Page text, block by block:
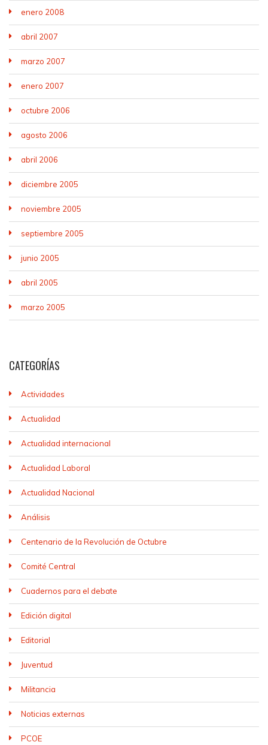
enero 2008
abril 2007
marzo 2007
enero 2007
octubre 2006
agosto 2006
abril 2006
diciembre 2005
noviembre 2005
septiembre 2005
junio 2005
abril 2005
marzo 2005
CATEGORÍAS
Actividades
Actualidad
Actualidad internacional
Actualidad Laboral
Actualidad Nacional
Análisis
Centenario de la Revolución de Octubre
Comité Central
Cuadernos para el debate
Edición digital
Editorial
Juventud
Militancia
Noticias externas
PCOE